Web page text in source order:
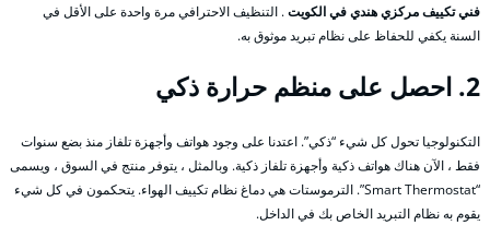
فني تكييف مركزي هندي في الكويت. التنظيف الاحترافي مرة واحدة على الأقل في
السنة يكفي للحفاظ على نظام تبريد موثوق به.
2. احصل على منظم حرارة ذكي
التكنولوجيا تحول كل شيء “ذكي”. اعتدنا على وجود هواتف وأجهزة تلفاز منذ بضع سنوات
فقط ، الآن هناك هواتف ذكية وأجهزة تلفاز ذكية. وبالمثل ، يتوفر منتج في السوق ، ويسمى
“Smart Thermostat”. الترموستات هي دماغ نظام تكييف الهواء. يتحكمون في كل شيء
يقوم به نظام التبريد الخاص بك في الداخل.